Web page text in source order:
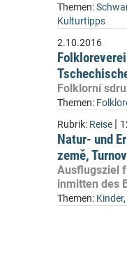
Themen:
Kulturtipps
2.10.2016
Folklorní
Themen:
Rubrik: Reise |
Natur- und
země, Turnov
Ausflugsziel
inmitten des
Themen: Kinder,